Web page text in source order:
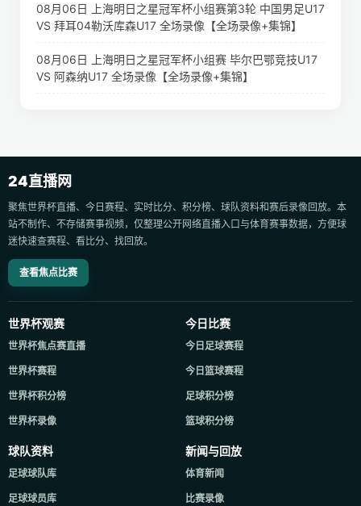
08月06日 上海明日之星冠军杯小组赛第3轮 中国男足U17
VS 拜耳04勒沃库森U17 全场录像【全场录像+集锦】
08月06日 上海明日之星冠军杯小组赛 毕尔巴鄂竞技U17
VS 阿森纳U17 全场录像【全场录像+集锦】
24直播网
聚焦世界杯直播、今日赛程、实时比分、积分榜、球队资料和赛后录像回放。本
站不制作、不存储赛事视频，仅整理公开网络直播入口与体育赛事数据，方便球
迷快速查赛程、看比分、找回放。
查看焦点比赛
世界杯观赛
世界杯焦点赛直播
世界杯赛程
世界杯积分榜
世界杯录像
今日比赛
今日足球赛程
今日篮球赛程
足球积分榜
篮球积分榜
球队资料
足球球队库
足球球员库
新闻与回放
体育新闻
比赛录像